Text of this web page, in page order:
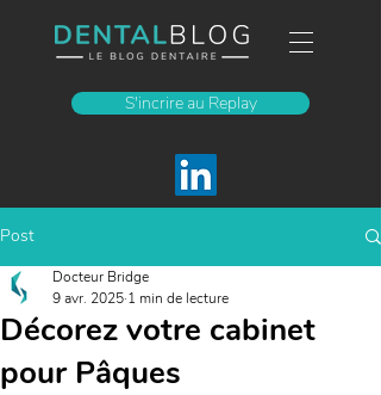
S'incrire au Replay
Post
Décorez votre cabinet
pour Pâques
Docteur Bridge
9 avr. 2025 1 min de lecture